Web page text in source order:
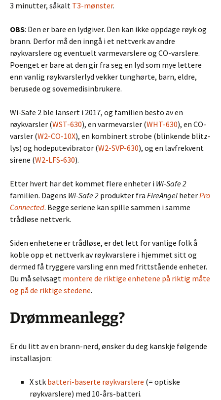
3 minutter, såkalt T3-mønster.
OBS: Den er bare en lydgiver. Den kan ikke oppdage røyk og
brann. Derfor må den inngå i et nettverk av andre
røykvarslere og eventuelt varmevarslere og CO-varslere.
Poenget er bare at den gir fra seg en lyd som mye lettere
enn vanlig røykvarslerlyd vekker tunghørte, barn, eldre,
berusede og sovemedisinbrukere.
Wi-Safe 2 ble lansert i 2017, og familien besto av en
røykvarsler (WST-630), en varmevarsler (WHT-630), en CO-
varsler (W2-CO-10X), en kombinert strobe (blinkende blitz-
lys) og hodeputevibrator (W2-SVP-630), og en lavfrekvent
sirene (W2-LFS-630).
Etter hvert har det kommet flere enheter i Wi-Safe 2
familien. Dagens Wi-Safe 2 produkter fra FireAngel heterPro
Connected. Begge seriene kan spille sammen i samme
trådløse nettverk.
Siden enhetene er trådløse, er det lett for vanlige folk å
koble opp et nettverk av røykvarslere i hjemmet sitt og
dermed få tryggere varsling enn med frittstående enheter.
Du må selvsagt montere de riktige enhetene på riktig måte
og på de riktige stedene.
Drømmeanlegg?
Er du litt av en brann-nerd, ønsker du deg kanskje følgende
installasjon:
X stk batteri-baserte røykvarslere (= optiske
røykvarslere) med 10-års-batteri.